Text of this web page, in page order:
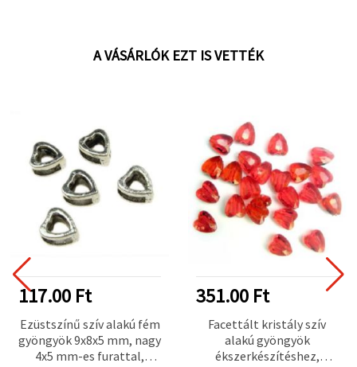
A VÁSÁRLÓK EZT IS VETTÉK
117.00 Ft
Ezüstszínű szív alakú fém
gyöngyök 9x8x5 mm, nagy
4x5 mm-es furattal,
351.00 Ft
Facettált kristály szív
alakú gyöngyök
ékszerkészítéshez,